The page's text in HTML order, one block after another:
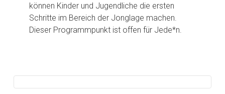
können Kinder und Jugendliche die ersten
Schritte im Bereich der Jonglage machen.
Dieser Programmpunkt ist offen für Jede*n.